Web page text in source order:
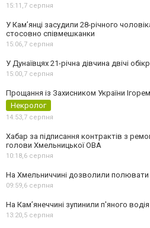
15:11,7 серпня
У Камʼянці засудили 28-річного
стосовно співмешканки
15:06,7 серпня
У Дунаївцях 21-річна дівчина двічі
15:00,7 серпня
Прощання із Захисником України
Некролог
14:53,7 серпня
Хабар за підписання контрактів з
голови Хмельницької ОВА
10:18,6 серпня
На Хмельниччині дозволили полювати
09:59,6 серпня
На Камʼянеччині зупинили п'яного
13:20,5 серпня